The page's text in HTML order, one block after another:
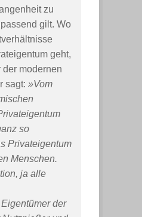
zu
gilt. Wo
geht,
modernen
sagt: »Vom
so
Privateigentum
Menschen.
ja alle
der